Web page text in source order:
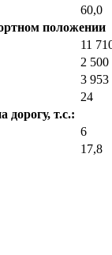
60,0
положении
11
2 500
3 953
24
дорогу, т.с.:
6
17,8